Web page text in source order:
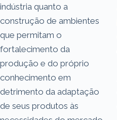
indústria quanto a
construção de ambientes
que permitam o
fortalecimento da
produção e do próprio
conhecimento em
detrimento da adaptação
de seus produtos às